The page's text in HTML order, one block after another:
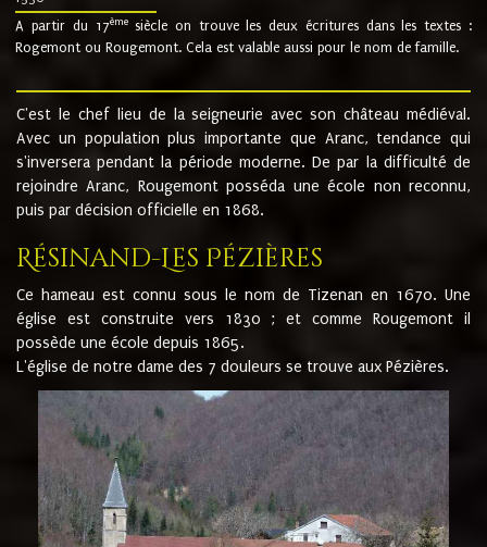
A partir du 17ème siècle on trouve les deux écritures dans les textes :
Rogemont ou Rougemont. Cela est valable aussi pour le nom de famille.
C'est le chef lieu de la seigneurie avec son château médiéval.
Avec un population plus importante que Aranc, tendance qui
s'inversera pendant la période moderne. De par la difficulté de
rejoindre Aranc, Rougemont posséda une école non reconnu,
puis par décision officielle en 1868.
Résinand-Les Pézières
Ce hameau est connu sous le nom de Tizenan en 1670. Une
église est construite vers 1830 ; et comme Rougemont il
possède une école depuis 1865.
L'église de notre dame des 7 douleurs se trouve aux Pézières.